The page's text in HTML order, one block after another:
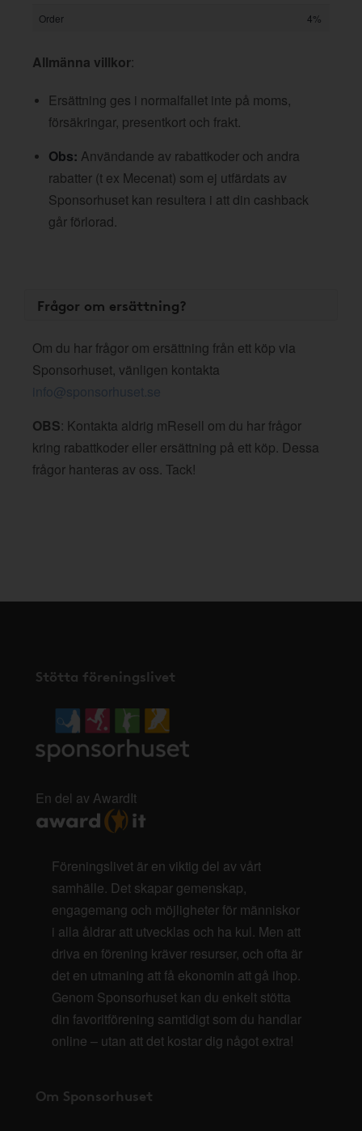
Order 4%
Allmänna villkor:
Ersättning ges i normalfallet inte på moms,
försäkringar, presentkort och frakt.
Obs: Användande av rabattkoder och andra
rabatter (t ex Mecenat) som ej utfärdats av
Sponsorhuset kan resultera i att din cashback
går förlorad.
Frågor om ersättning?
Om du har frågor om ersättning från ett köp via
Sponsorhuset, vänligen kontakta
info@sponsorhuset.se
OBS: Kontakta aldrig mResell om du har frågor
kring rabattkoder eller ersättning på ett köp. Dessa
frågor hanteras av oss. Tack!
Stötta föreningslivet
En del av AwardIt
Föreningslivet är en viktig del av vårt
samhälle. Det skapar gemenskap,
engagemang och möjligheter för människor
i alla åldrar att utvecklas och ha kul. Men att
driva en förening kräver resurser, och ofta är
det en utmaning att få ekonomin att gå ihop.
Genom Sponsorhuset kan du enkelt stötta
din favoritförening samtidigt som du handlar
online – utan att det kostar dig något extra!
Om Sponsorhuset